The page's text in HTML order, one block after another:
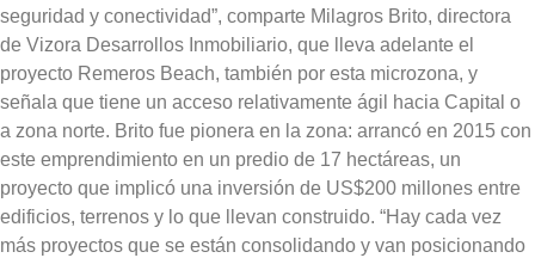
seguridad y conectividad”, comparte Milagros Brito, directora
de Vizora Desarrollos Inmobiliario, que lleva adelante el
proyecto Remeros Beach, también por esta microzona, y
señala que tiene un acceso relativamente ágil hacia Capital o
a zona norte. Brito fue pionera en la zona: arrancó en 2015 con
este emprendimiento en un predio de 17 hectáreas, un
proyecto que implicó una inversión de US$200 millones entre
edificios, terrenos y lo que llevan construido. “Hay cada vez
más proyectos que se están consolidando y van posicionando